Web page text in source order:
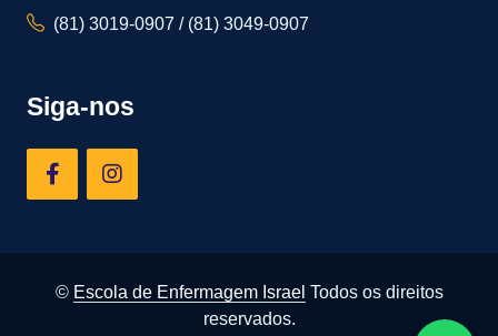
(81) 3019-0907 / (81) 3049-0907
Siga-nos
© Escola de Enfermagem Israel Todos os direitos
reservados.